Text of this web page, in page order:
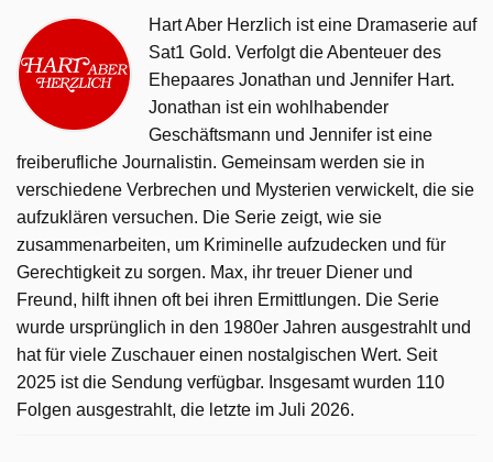
Hart Aber Herzlich ist eine Dramaserie auf
Sat1 Gold. Verfolgt die Abenteuer des
Ehepaares Jonathan und Jennifer Hart.
Jonathan ist ein wohlhabender
Geschäftsmann und Jennifer ist eine
freiberufliche Journalistin. Gemeinsam werden sie in
verschiedene Verbrechen und Mysterien verwickelt, die sie
aufzuklären versuchen. Die Serie zeigt, wie sie
zusammenarbeiten, um Kriminelle aufzudecken und für
Gerechtigkeit zu sorgen. Max, ihr treuer Diener und
Freund, hilft ihnen oft bei ihren Ermittlungen. Die Serie
wurde ursprünglich in den 1980er Jahren ausgestrahlt und
hat für viele Zuschauer einen nostalgischen Wert. Seit
2025 ist die Sendung verfügbar. Insgesamt wurden 110
Folgen ausgestrahlt, die letzte im Juli 2026.